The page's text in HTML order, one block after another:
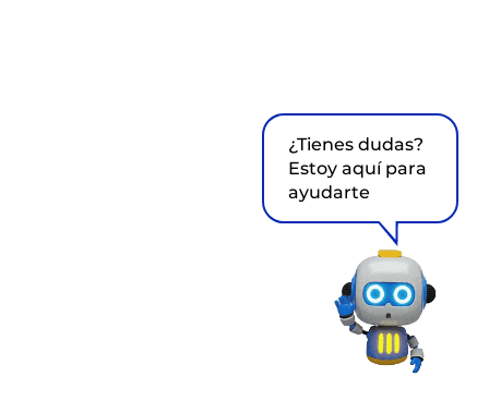
¿Tienes dudas?
Estoy aquí para
ayudarte